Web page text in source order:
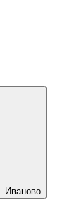
Иваново